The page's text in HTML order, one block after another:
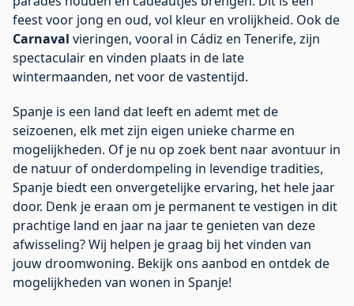
feest voor jong en oud, vol kleur en vrolijkheid. Ook de
Carnaval vieringen, vooral in Cádiz en Tenerife, zijn
spectaculair en vinden plaats in de late
wintermaanden, net voor de vastentijd.
Spanje is een land dat leeft en ademt met de
seizoenen, elk met zijn eigen unieke charme en
mogelijkheden. Of je nu op zoek bent naar avontuur in
de natuur of onderdompeling in levendige tradities,
Spanje biedt een onvergetelijke ervaring, het hele jaar
door. Denk je eraan om je permanent te vestigen in dit
prachtige land en jaar na jaar te genieten van deze
afwisseling? Wij helpen je graag bij het vinden van
jouw droomwoning. Bekijk ons aanbod en ontdek de
mogelijkheden van wonen in Spanje!